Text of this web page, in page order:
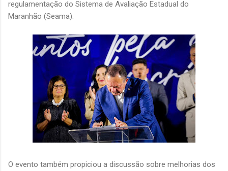
regulamentação do Sistema de Avaliação Estadual do
Maranhão (Seama).
O evento também propiciou a discussão sobre melhorias dos